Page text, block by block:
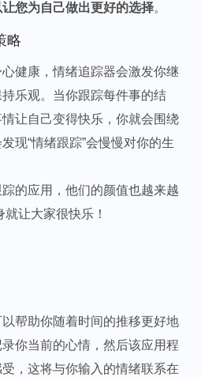
您为自己做出更好的选择。
略
健康，情绪追踪器会激发你继
乐观。当你跟踪每件事的结
让自己变得快乐，你就会围绕
现“情绪跟踪”会慢慢对你的生
的应用，他们的颜值也越来越
让大家很快乐！
帮助你随着时间的推移更好地
你当前的心情，然后该应用程
，这将与你输入的情绪联系在